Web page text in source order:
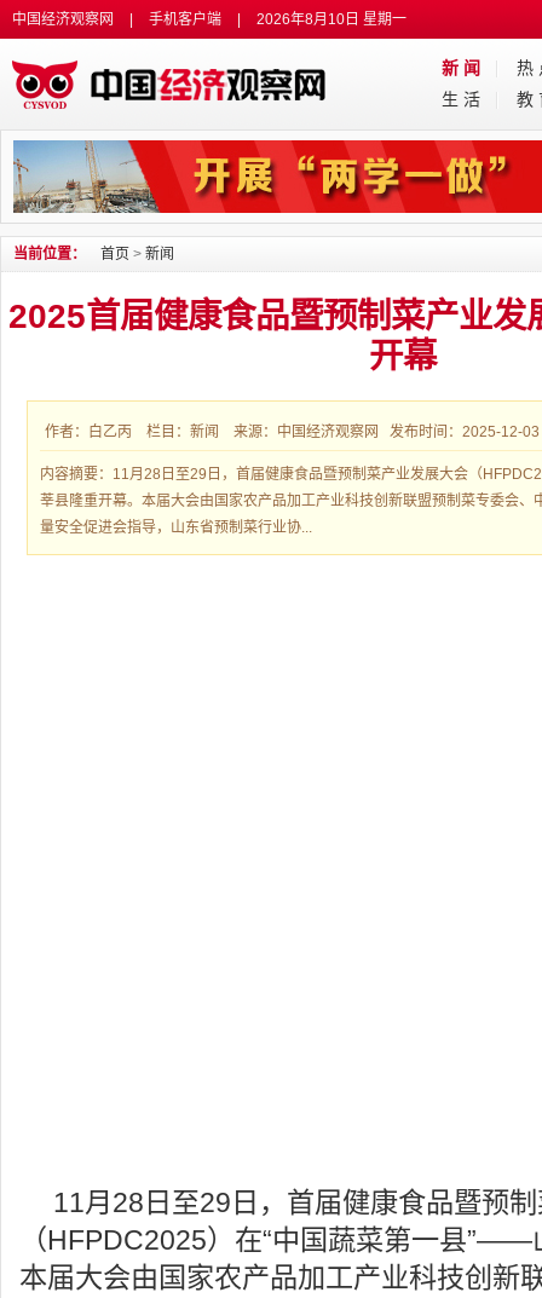
中国经济观察网 手机客户端 2026年8月10日 星期一
新 闻
热
生 活
教
当前位置： 首页 > 新闻
2025首届健康食品暨预制菜产业发
开幕
作者：白乙丙 栏目：新闻 来源：中国经济观察网 发布时间：2025-12-
内容摘要：11月28日至29日，首届健康食品暨预制菜产业发展大会（
莘县隆重开幕。本届大会由国家农产品加工产业科技创新联盟预制菜专委会、
量安全促进会指导，山东省预制菜行业协...
11月28日至29日，首届健康食品暨预
（HFPDC2025）在“中国蔬菜第一县
本届大会由国家农产品加工产业科技创新